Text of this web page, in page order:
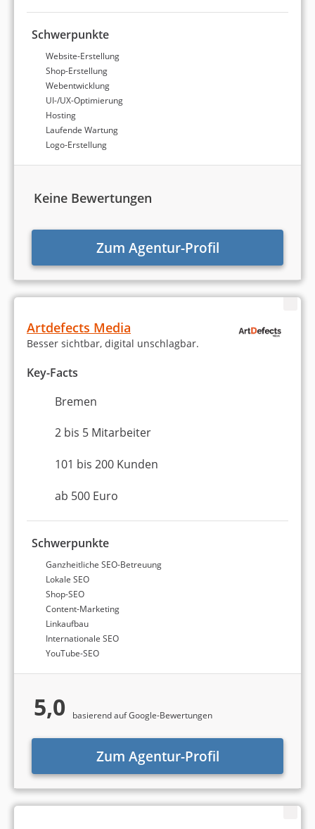
Schwerpunkte
Website-Erstellung
Shop-Erstellung
Webentwicklung
UI-/UX-Optimierung
Hosting
Laufende Wartung
Logo-Erstellung
Keine Bewertungen
Zum Agentur-Profil
Artdefects Media
Besser sichtbar, digital unschlagbar.
Key-Facts
Bremen
2 bis 5 Mitarbeiter
101 bis 200 Kunden
ab 500 Euro
Schwerpunkte
Ganzheitliche SEO-Betreuung
Lokale SEO
Shop-SEO
Content-Marketing
Linkaufbau
Internationale SEO
YouTube-SEO
5,0 basierend auf Google-Bewertungen
Zum Agentur-Profil